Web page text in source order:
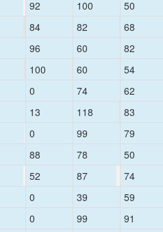
92 100 50
84 82 68
96 60 82
100 60 54
0 74 62
13 118 83
0 99 79
88 78 50
52 87 74
0 39 59
0 99 91